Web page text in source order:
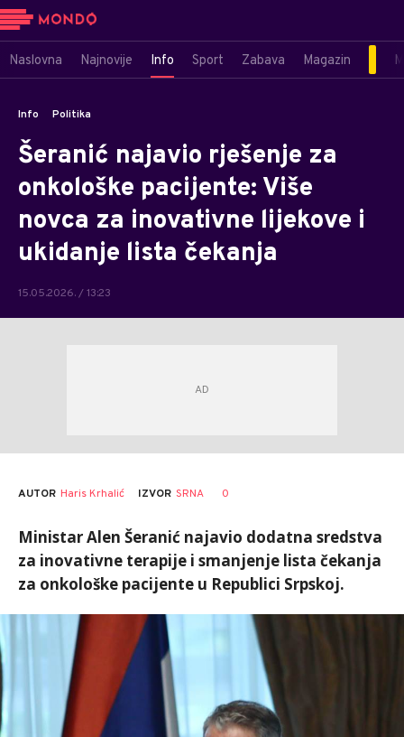
Naslovna Najnovije Info Sport Zabava Magazin
Info Politika
Šeranić najavio rješenje za
onkološke pacijente: Više
novca za inovativne lijekove i
ukidanje lista čekanja
15.05.2026. / 13:23
AUTOR Haris Krhalić IZVOR SRNA 0
Ministar Alen Šeranić najavio dodatna sredstva
za inovativne terapije i smanjenje lista čekanja
za onkološke pacijente u Republici Srpskoj.